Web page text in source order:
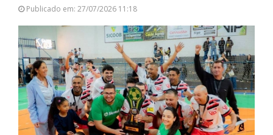
Publicado em: 27/07/2026 11:18